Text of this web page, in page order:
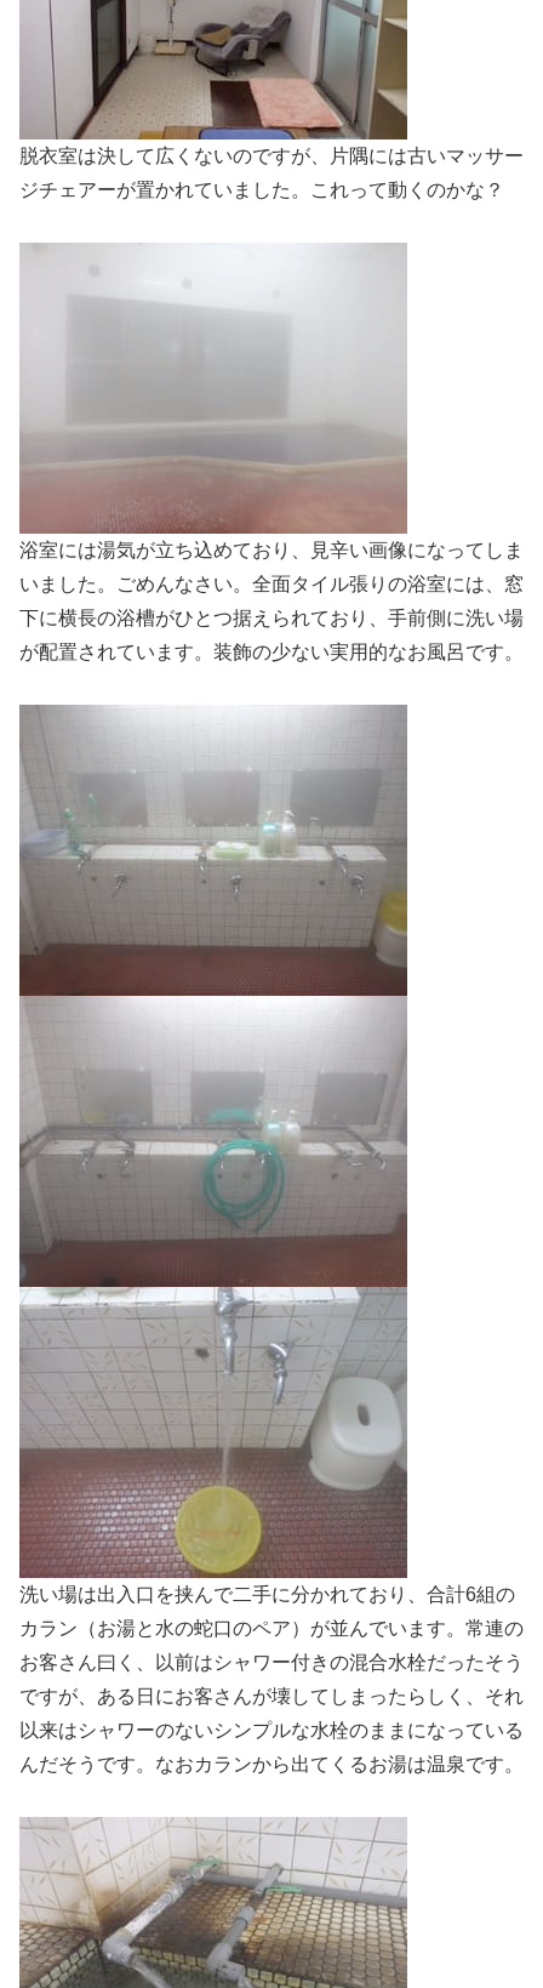
脱衣室は決して広くないのですが、片隅には古いマッサー
ジチェアーが置かれていました。これって動くのかな？
浴室には湯気が立ち込めており、見辛い画像になってしま
いました。ごめんなさい。全面タイル張りの浴室には、窓
下に横長の浴槽がひとつ据えられており、手前側に洗い場
が配置されています。装飾の少ない実用的なお風呂です。
洗い場は出入口を挟んで二手に分かれており、合計6組の
カラン（お湯と水の蛇口のペア）が並んでいます。常連の
お客さん曰く、以前はシャワー付きの混合水栓だったそう
ですが、ある日にお客さんが壊してしまったらしく、それ
以来はシャワーのないシンプルな水栓のままになっている
んだそうです。なおカランから出てくるお湯は温泉です。